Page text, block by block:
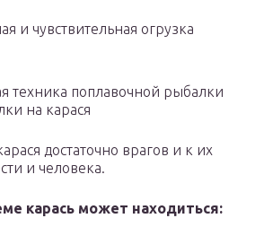
и чувствительная огрузка
техника поплавочной рыбалки
на карася
достаточно врагов и к их
и человека.
карась может находиться: